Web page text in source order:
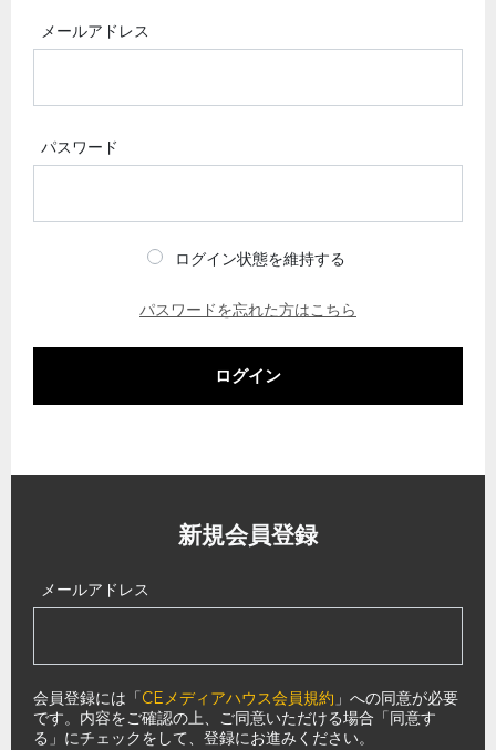
メールアドレス
パスワード
ログイン状態を維持する
パスワードを忘れた方はこちら
ログイン
新規会員登録
メールアドレス
会員登録には「CEメディアハウス会員規約 」への同意が必要
です。内容をご確認の上、ご同意いただける場合「同意す
る」にチェックをして、登録にお進みください。